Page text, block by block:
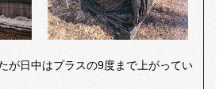
が日中はプラスの9度まで上がってい